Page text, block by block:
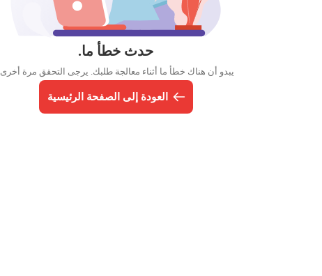
حدث خطأ ما.
يبدو أن هناك خطأ ما أثناء معالجة طلبك. يرجى التحقق مرة أخرى.
العودة إلى الصفحة الرئيسية